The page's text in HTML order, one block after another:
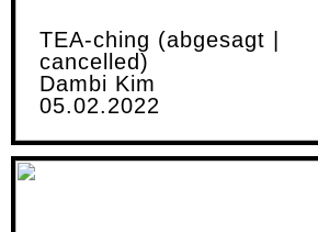
TEA-ching (abgesagt |
cancelled)
Dambi Kim
05.02.2022